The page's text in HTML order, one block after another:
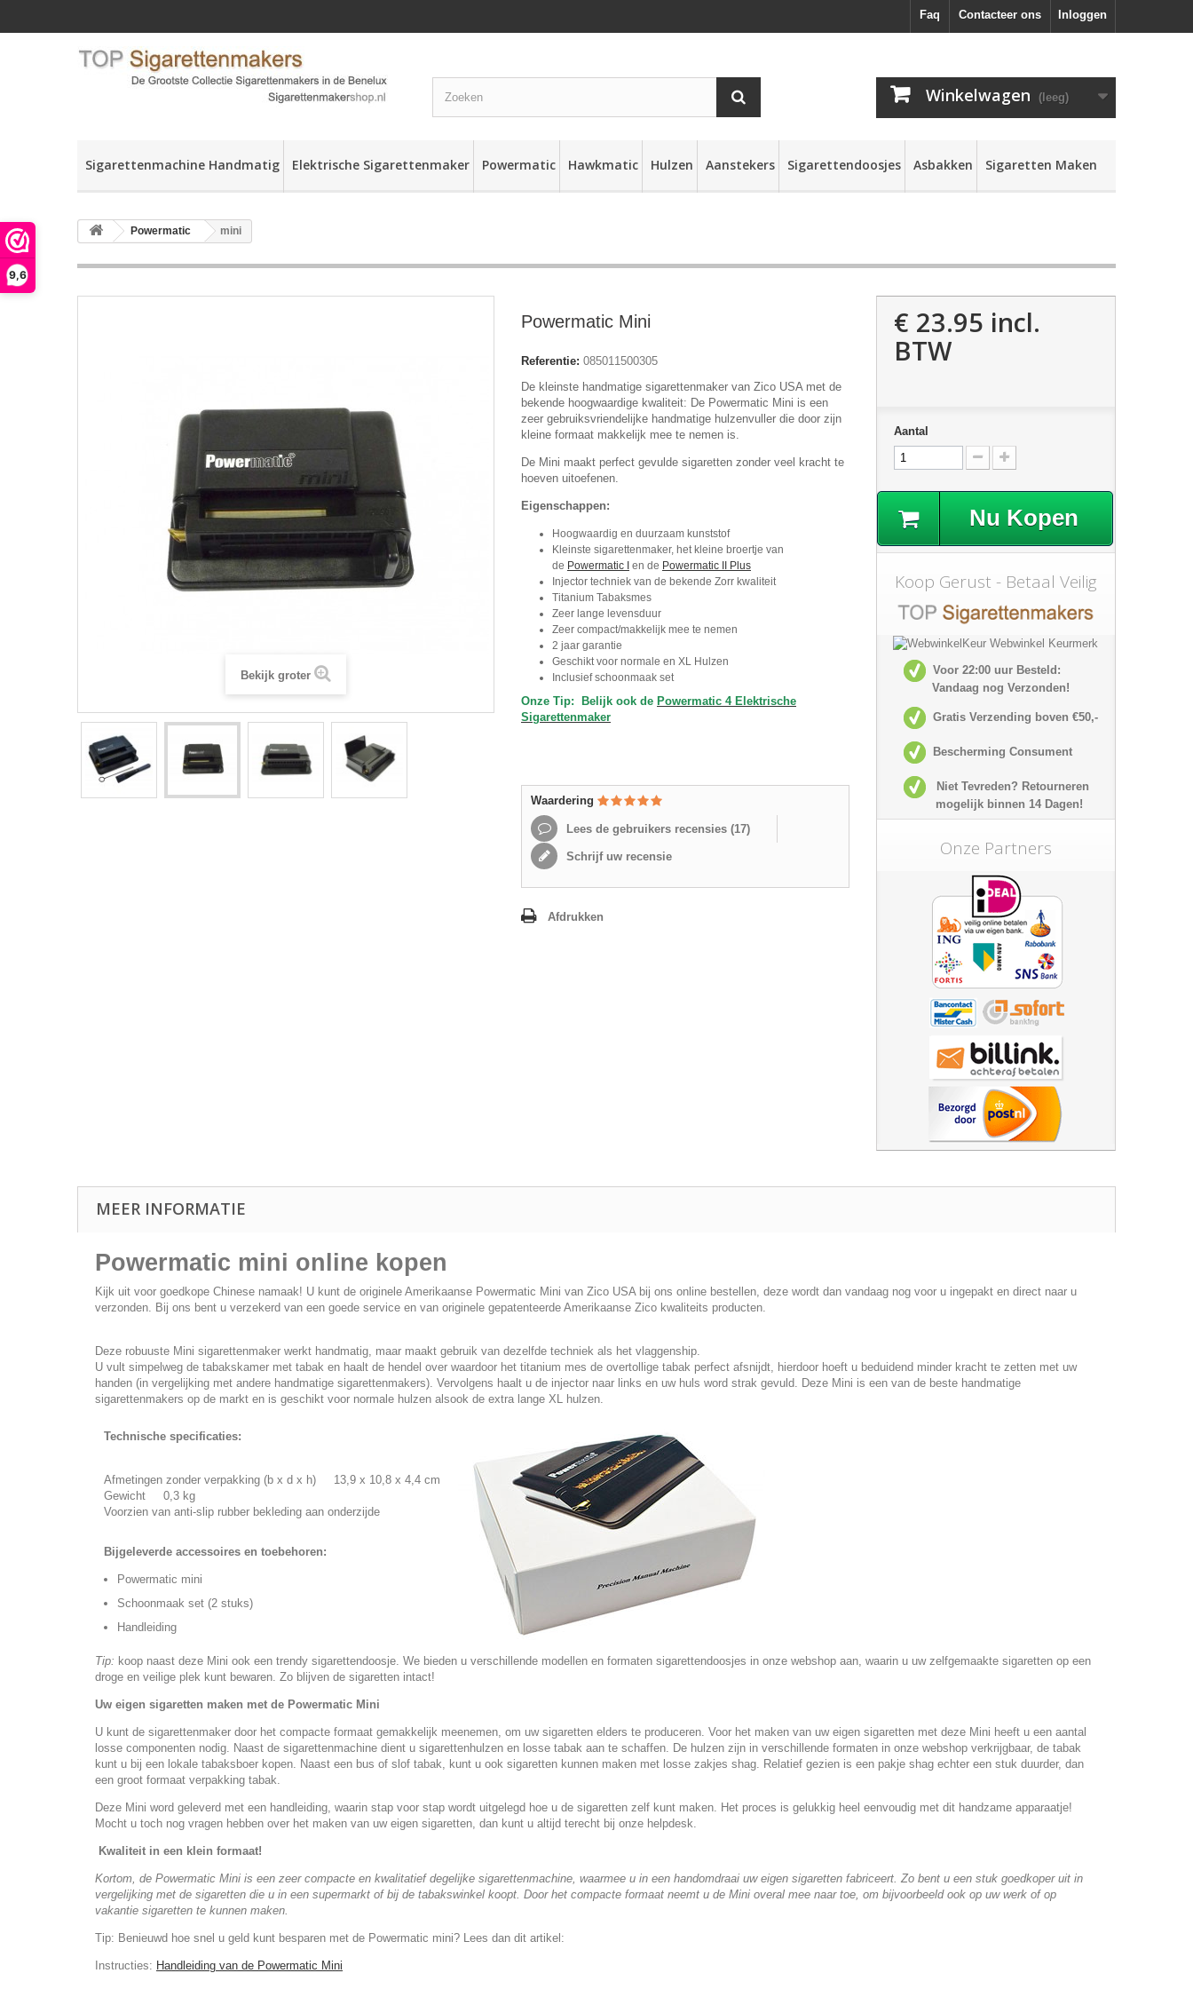
9,6
Inloggen
Contacteer ons
Faq
Winkelwagen (leeg)
Sigarettenmachine Handmatig Elektrische Sigarettenmaker Powermatic Hawkmatic Hulzen Aanstekers Sigarettendoosjes Asbakken Sigaretten Maken
Powermatic mini
Bekijk groter
Powermatic Mini
Referentie: 085011500305
De kleinste handmatige sigarettenmaker van Zico USA met de
bekende hoogwaardige kwaliteit: De Powermatic Mini is een
zeer gebruiksvriendelijke handmatige hulzenvuller die door zijn
kleine formaat makkelijk mee te nemen is.
De Mini maakt perfect gevulde sigaretten zonder veel kracht te
hoeven uitoefenen.
Eigenschappen:
Hoogwaardig en duurzaam kunststof
Kleinste sigarettenmaker, het kleine broertje van
de Powermatic I en de Powermatic II Plus
Injector techniek van de bekende Zorr kwaliteit
Titanium Tabaksmes
Zeer lange levensduur
Zeer compact/makkelijk mee te nemen
2 jaar garantie
Geschikt voor normale en XL Hulzen
Inclusief schoonmaak set
Onze Tip: Belijk ook de Powermatic 4 Elektrische
Sigarettenmaker
Waardering
Lees de gebruikers recensies (17)
Schrijf uw recensie
Afdrukken
€ 23.95 incl.
BTW
Aantal
Nu Kopen
Koop Gerust - Betaal Veilig
Voor 22:00 uur Besteld:
Vandaag nog Verzonden!
Gratis Verzending boven €50,-
Bescherming Consument
Niet Tevreden? Retourneren
mogelijk binnen 14 Dagen!
Onze Partners
MEER INFORMATIE
Powermatic mini online kopen
Kijk uit voor goedkope Chinese namaak! U kunt de originele Amerikaanse Powermatic Mini van Zico USA bij ons online bestellen, deze wordt dan vandaag nog voor u ingepakt en direct naar u
verzonden. Bij ons bent u verzekerd van een goede service en van originele gepatenteerde Amerikaanse Zico kwaliteits producten.
Deze robuuste Mini sigarettenmaker werkt handmatig, maar maakt gebruik van dezelfde techniek als het vlaggenship.
U vult simpelweg de tabakskamer met tabak en haalt de hendel over waardoor het titanium mes de overtollige tabak perfect afsnijdt, hierdoor hoeft u beduidend minder kracht te zetten met uw
handen (in vergelijking met andere handmatige sigarettenmakers). Vervolgens haalt u de injector naar links en uw huls word strak gevuld. Deze Mini is een van de beste handmatige
sigarettenmakers op de markt en is geschikt voor normale hulzen alsook de extra lange XL hulzen.
Technische specificaties:
Afmetingen zonder verpakking (b x d x h) 13,9 x 10,8 x 4,4 cm
Gewicht 0,3 kg
Voorzien van anti-slip rubber bekleding aan onderzijde
Bijgeleverde accessoires en toebehoren:
Powermatic mini
Schoonmaak set (2 stuks)
Handleiding
Tip: koop naast deze Mini ook een trendy sigarettendoosje. We bieden u verschillende modellen en formaten sigarettendoosjes in onze webshop aan, waarin u uw zelfgemaakte sigaretten op een
droge en veilige plek kunt bewaren. Zo blijven de sigaretten intact!
Uw eigen sigaretten maken met de Powermatic Mini
U kunt de sigarettenmaker door het compacte formaat gemakkelijk meenemen, om uw sigaretten elders te produceren. Voor het maken van uw eigen sigaretten met deze Mini heeft u een aantal
losse componenten nodig. Naast de sigarettenmachine dient u sigarettenhulzen en losse tabak aan te schaffen. De hulzen zijn in verschillende formaten in onze webshop verkrijgbaar, de tabak
kunt u bij een lokale tabaksboer kopen. Naast een bus of slof tabak, kunt u ook sigaretten kunnen maken met losse zakjes shag. Relatief gezien is een pakje shag echter een stuk duurder, dan
een groot formaat verpakking tabak.
Deze Mini word geleverd met een handleiding, waarin stap voor stap wordt uitgelegd hoe u de sigaretten zelf kunt maken. Het proces is gelukkig heel eenvoudig met dit handzame apparaatje!
Mocht u toch nog vragen hebben over het maken van uw eigen sigaretten, dan kunt u altijd terecht bij onze helpdesk.
Kwaliteit in een klein formaat!
Kortom, de Powermatic Mini is een zeer compacte en kwalitatief degelijke sigarettenmachine, waarmee u in een handomdraai uw eigen sigaretten fabriceert. Zo bent u een stuk goedkoper uit in
vergelijking met de sigaretten die u in een supermarkt of bij de tabakswinkel koopt. Door het compacte formaat neemt u de Mini overal mee naar toe, om bijvoorbeeld ook op uw werk of op
vakantie sigaretten te kunnen maken.
Tip: Benieuwd hoe snel u geld kunt besparen met de Powermatic mini? Lees dan dit artikel:
Instructies: Handleiding van de Powermatic Mini